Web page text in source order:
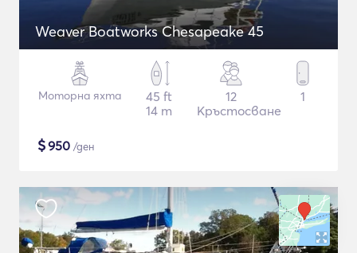
Weaver Boatworks Chesapeake 45
Моторна яхта
45 ft
14 m
12
Кръстосване
1
$950 /ден